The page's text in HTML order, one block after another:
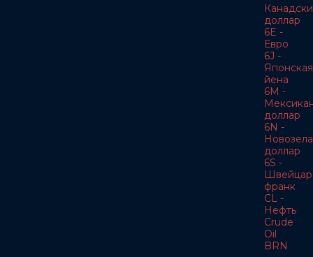
доллар
6E -
Евро
6J -
Японская
йена
6M -
доллар
6N -
доллар
6S -
франк
CL -
Нефть
Crude
Oil
BRN